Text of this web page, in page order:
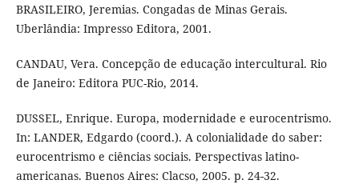
BRASILEIRO, Jeremias. Congadas de Minas Gerais.
Uberlândia: Impresso Editora, 2001.
CANDAU, Vera. Concepção de educação intercultural. Rio
de Janeiro: Editora PUC-Rio, 2014.
DUSSEL, Enrique. Europa, modernidade e eurocentrismo.
In: LANDER, Edgardo (coord.). A colonialidade do saber:
eurocentrismo e ciências sociais. Perspectivas latino-
americanas. Buenos Aires: Clacso, 2005. p. 24-32.